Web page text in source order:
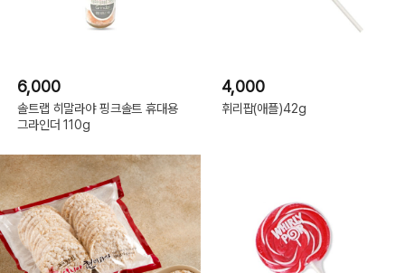
6,000
솔트랩 히말라야 핑크솔트 휴대용
그라인더 110g
4,000
휘리팝(애플)42g